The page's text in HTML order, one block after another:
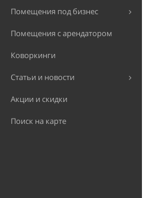
Помещения под бизнес
Помещения с арендатором
Коворкинги
Статьи и новости
Акции и скидки
Поиск на карте